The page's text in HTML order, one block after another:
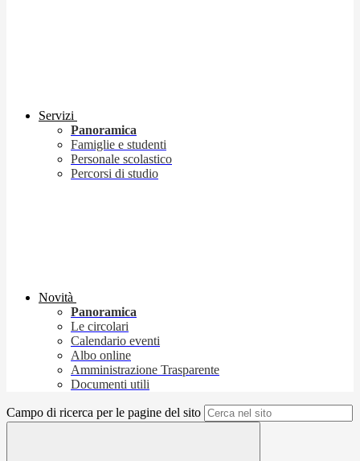
Servizi
Panoramica
Famiglie e studenti
Personale scolastico
Percorsi di studio
Novità
Panoramica
Le circolari
Calendario eventi
Albo online
Amministrazione Trasparente
Documenti utili
Campo di ricerca per le pagine del sito